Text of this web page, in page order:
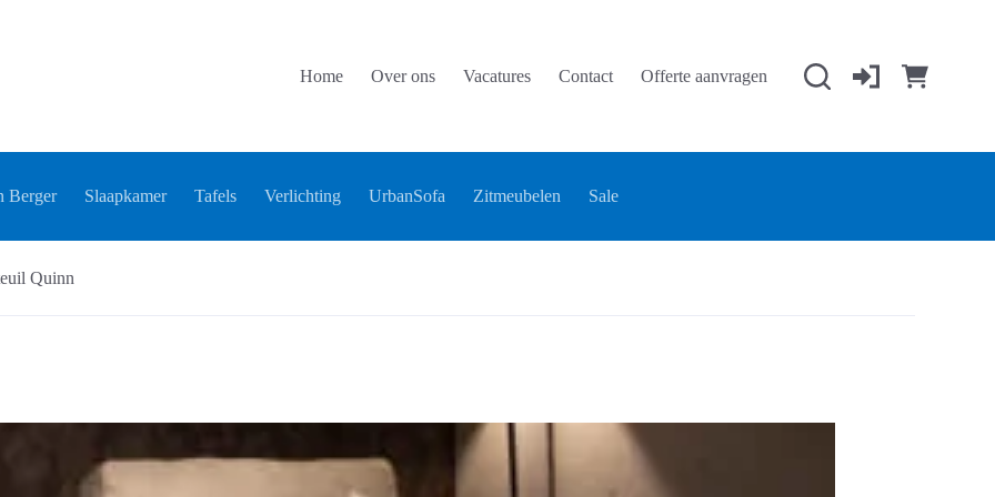
Home Over ons Vacatures Contact Offerte aanvragen
Berger Slaapkamer Tafels Verlichting UrbanSofa Zitmeubelen Sale
Quinn